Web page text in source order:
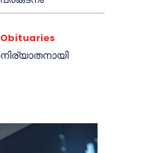
Obituaries
നിര്യാതനായി